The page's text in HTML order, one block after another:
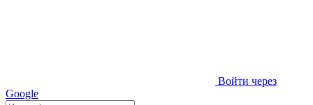
Войти через
Google